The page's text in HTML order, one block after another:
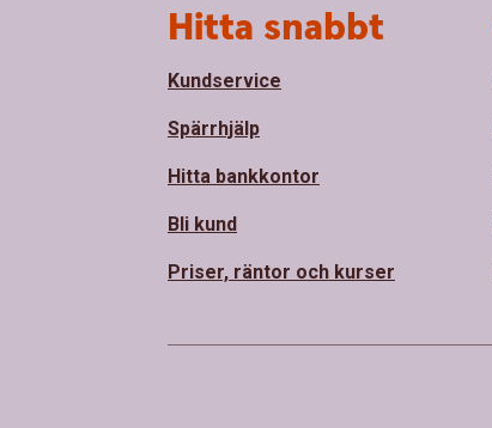
Hitta snabbt
Kundservice
Spärrhjälp
Hitta bankkontor
Bli kund
Priser, räntor och kurser